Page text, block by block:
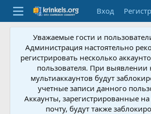
Вход
Уважаемые гости и
Администрация настоятельно
регистрировать несколько
пользователя. При выявлении
мультиаккаунтов будут
учетные записи данного
Аккаунты, зарегистрированные
почту, будут также